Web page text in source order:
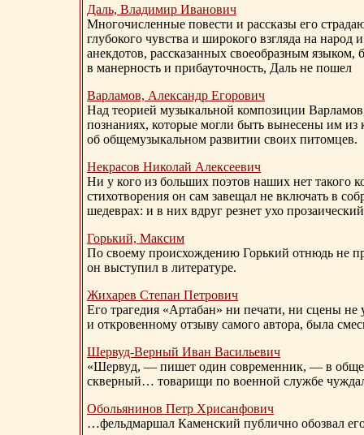
Даль, Владимир Иванович
Многочисленные повести и рассказы его
глубокого чувства и широкого взгляда на
анекдотов, рассказанных своеобразным
в манерность и прибауточность, Даль не пошел
Варламов, Александр Егорович
Над теорией музыкальной композиции
познаниях, которые могли быть вынесены им из
об общемузыкальном развитии своих питомцев.
Некрасов Николай Алексеевич
Ни у кого из больших поэтов наших нет такого
стихотворения он сам завещал не включать в
шедеврах: и в них вдруг резнет ухо
Горький, Максим
По своему происхождению Горький отнюдь не
он выступил в литературе.
Жихарев Степан Петрович
Его трагедия «Артабан» ни печати, ни сцены
и откровенному отзыву самого автора, была
Шервуд-Верный Иван Васильевич
«Шервуд, — пишет один современник, — в
скверный… товарищи по военной службе
Обольянинов Петр Хрисанфович
…фельдмаршал Каменский публично обозвал